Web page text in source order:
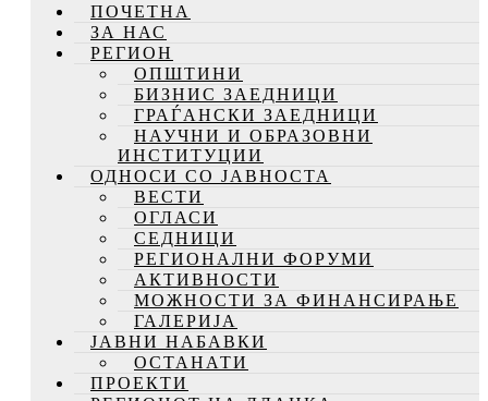
ПОЧЕТНА
ЗА НАС
РЕГИОН
ОПШТИНИ
БИЗНИС ЗАЕДНИЦИ
ГРАЃАНСКИ ЗАЕДНИЦИ
НАУЧНИ И ОБРАЗОВНИ
ИНСТИТУЦИИ
ОДНОСИ СО ЈАВНОСТА
ВЕСТИ
ОГЛАСИ
СЕДНИЦИ
РЕГИОНАЛНИ ФОРУМИ
АКТИВНОСТИ
МОЖНОСТИ ЗА ФИНАНСИРАЊЕ
ГАЛЕРИЈА
ЈАВНИ НАБАВКИ
ОСТАНАТИ
ПРОЕКТИ